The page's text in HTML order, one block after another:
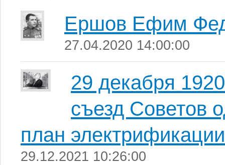
Ершов Ефим
27.04.2020 14:00:00
29 декабря
съезд Советов
план
29.12.2021 10:26:00